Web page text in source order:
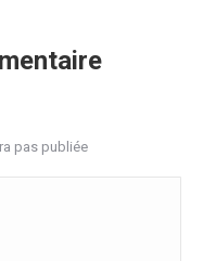
pas publiée